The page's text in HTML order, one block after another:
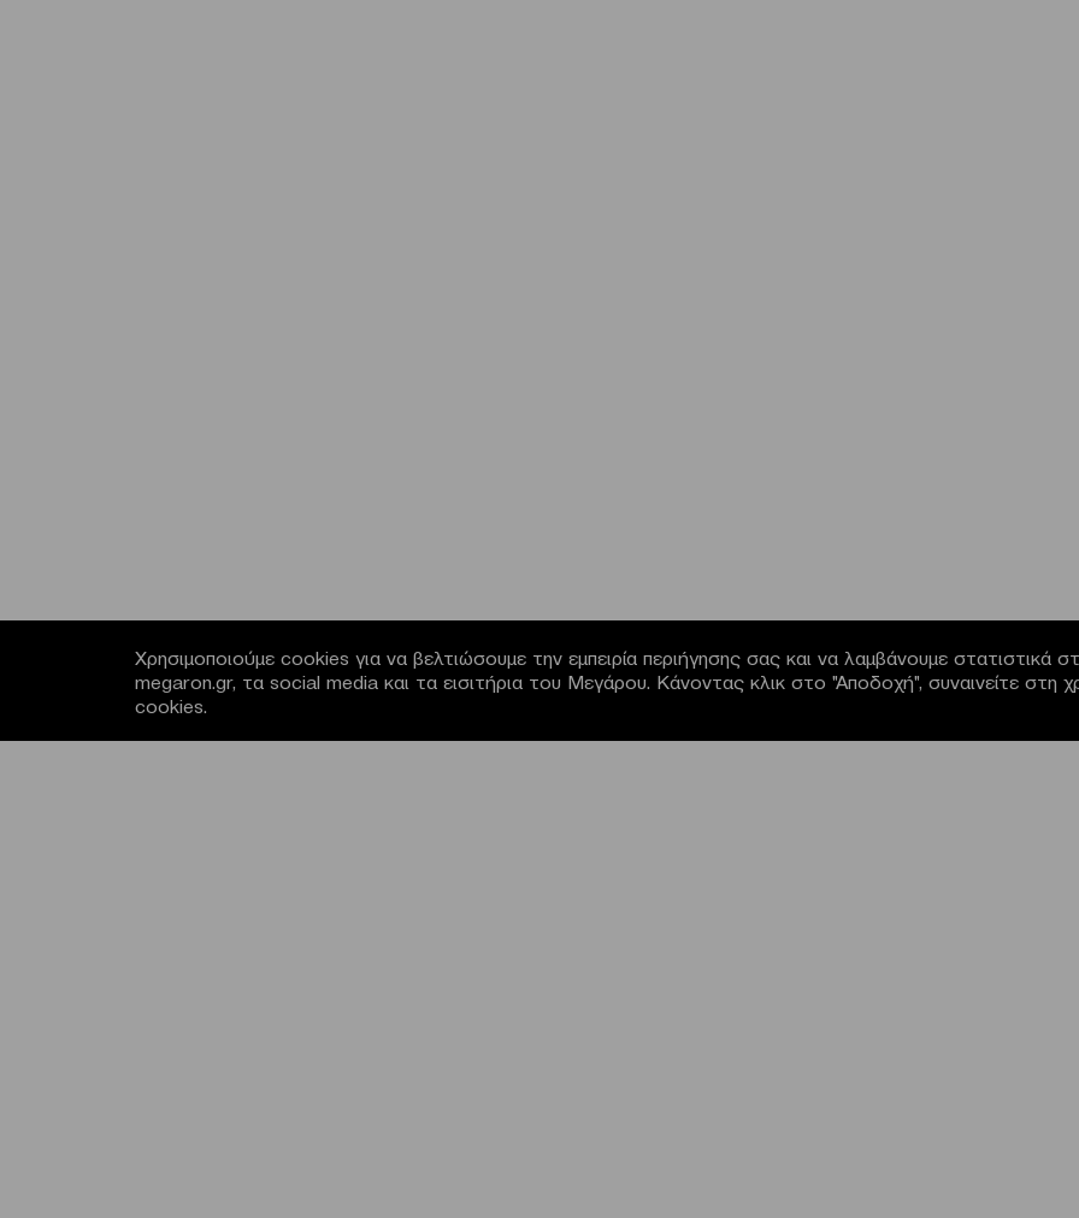
Χρησιμοποιούμε cookies για να βελτιώσουμε την εμπειρία περιήγησης σας και να λαμβάνουμε στατιστικά
megaron.gr, τα social media και τα εισιτήρια του Μεγάρου. Κάνοντας κλικ στο "Αποδοχή", συναινείτε στη
cookies.